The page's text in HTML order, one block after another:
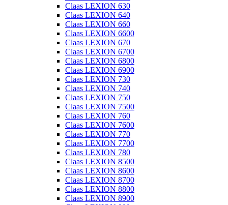
Claas LEXION 630
Claas LEXION 640
Claas LEXION 660
Claas LEXION 6600
Claas LEXION 670
Claas LEXION 6700
Claas LEXION 6800
Claas LEXION 6900
Claas LEXION 730
Claas LEXION 740
Claas LEXION 750
Claas LEXION 7500
Claas LEXION 760
Claas LEXION 7600
Claas LEXION 770
Claas LEXION 7700
Claas LEXION 780
Claas LEXION 8500
Claas LEXION 8600
Claas LEXION 8700
Claas LEXION 8800
Claas LEXION 8900